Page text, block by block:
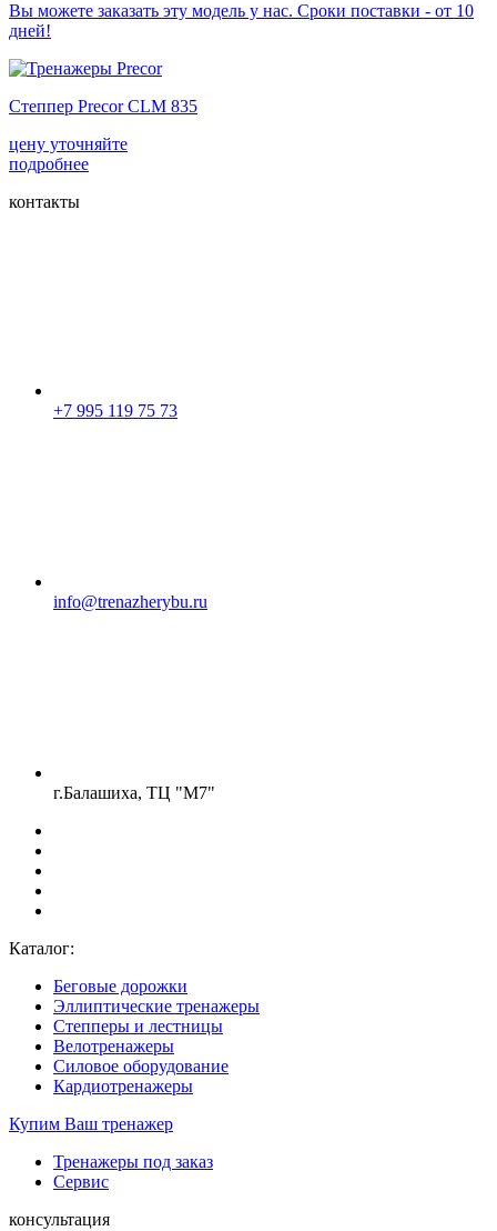
Вы можете заказать эту модель у нас. Сроки поставки - от 10
дней!
Степпер Precor CLM 835
цену уточняйте
подробнее
контакты
+7 995 119 75 73
info@trenazherybu.ru
г.Балашиха, ТЦ "М7"
Каталог:
Беговые дорожки
Эллиптические тренажеры
Степперы и лестницы
Велотренажеры
Силовое оборудование
Кардиотренажеры
Купим Ваш тренажер
Тренажеры под заказ
Сервис
консультация